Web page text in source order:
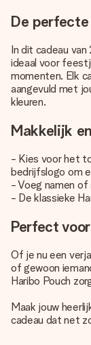
De
In dit cadeau
ideaal voor
momenten. Elk
aangevuld met
kleuren.
Makkelijk
- Kies voor het
bedrijfslogo om
- Voeg namen
- De klassieke
Perfect
Of je nu een
of gewoon
Haribo Pouch
Maak jouw
cadeau dat net